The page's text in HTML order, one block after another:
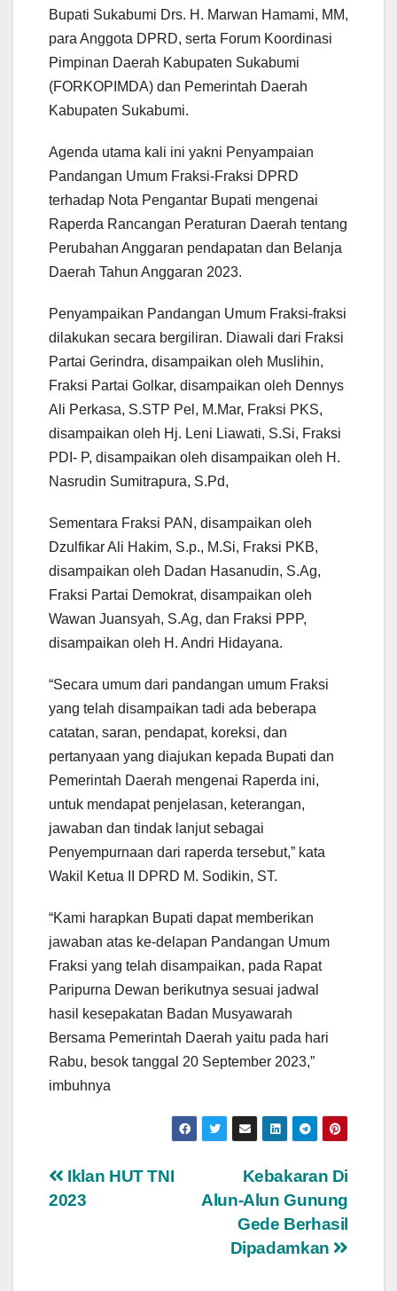
Bupati Sukabumi Drs. H. Marwan Hamami, MM,
para Anggota DPRD, serta Forum Koordinasi
Pimpinan Daerah Kabupaten Sukabumi
(FORKOPIMDA) dan Pemerintah Daerah
Kabupaten Sukabumi.
Agenda utama kali ini yakni Penyampaian
Pandangan Umum Fraksi-Fraksi DPRD
terhadap Nota Pengantar Bupati mengenai
Raperda Rancangan Peraturan Daerah tentang
Perubahan Anggaran pendapatan dan Belanja
Daerah Tahun Anggaran 2023.
Penyampaikan Pandangan Umum Fraksi-fraksi
dilakukan secara bergiliran. Diawali dari Fraksi
Partai Gerindra, disampaikan oleh Muslihin,
Fraksi Partai Golkar, disampaikan oleh Dennys
Ali Perkasa, S.STP Pel, M.Mar, Fraksi PKS,
disampaikan oleh Hj. Leni Liawati, S.Si, Fraksi
PDI- P, disampaikan oleh disampaikan oleh H.
Nasrudin Sumitrapura, S.Pd,
Sementara Fraksi PAN, disampaikan oleh
Dzulfikar Ali Hakim, S.p., M.Si, Fraksi PKB,
disampaikan oleh Dadan Hasanudin, S.Ag,
Fraksi Partai Demokrat, disampaikan oleh
Wawan Juansyah, S.Ag, dan Fraksi PPP,
disampaikan oleh H. Andri Hidayana.
“Secara umum dari pandangan umum Fraksi
yang telah disampaikan tadi ada beberapa
catatan, saran, pendapat, koreksi, dan
pertanyaan yang diajukan kepada Bupati dan
Pemerintah Daerah mengenai Raperda ini,
untuk mendapat penjelasan, keterangan,
jawaban dan tindak lanjut sebagai
Penyempurnaan dari raperda tersebut,” kata
Wakil Ketua II DPRD M. Sodikin, ST.
“Kami harapkan Bupati dapat memberikan
jawaban atas ke-delapan Pandangan Umum
Fraksi yang telah disampaikan, pada Rapat
Paripurna Dewan berikutnya sesuai jadwal
hasil kesepakatan Badan Musyawarah
Bersama Pemerintah Daerah yaitu pada hari
Rabu, besok tanggal 20 September 2023,”
imbuhnya
Navigasi
Kebakaran Di
Alun-Alun Gunung
Gede Berhasil
Dipadamkan
Iklan HUT TNI
2023